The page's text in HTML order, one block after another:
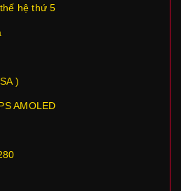
hệ thứ 5
)
AMOLED